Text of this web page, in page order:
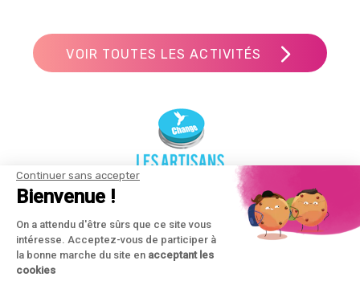
Continuer sans accepter
Bienvenue !
On a attendu d'être sûrs que ce site vous
intéresse. Acceptez-vous de participer à
la bonne marche du site en acceptant les
cookies
VOIR TOUTES LES ACTIVITÉS
Team Building et formation séminaire Grand Ouest | Cohésion